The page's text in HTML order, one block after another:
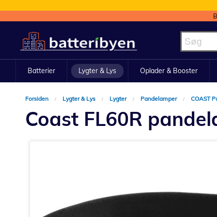
to
Content
Batterier Lygter & Lys Oplader & Booster
Forsiden Lygter & Lys Lygter Pandelamper COAST
Coast FL60R